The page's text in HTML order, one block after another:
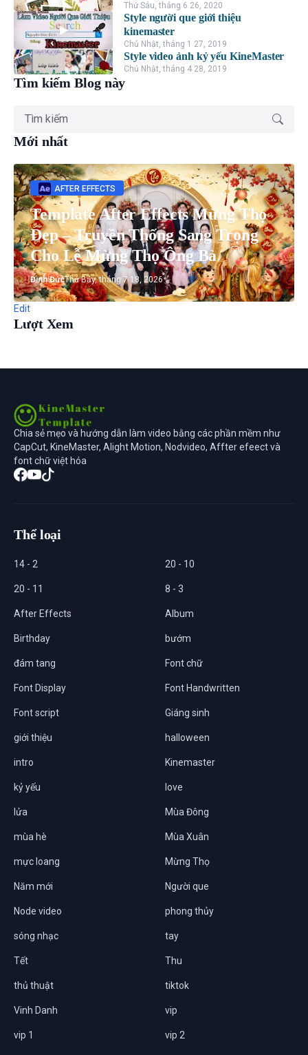
Thứ Sáu, tháng 6 26, 2020
Style người que giới thiệu
kinemaster
Chủ Nhật, tháng 1 27, 2019
Style video ảnh kỷ yếu KineMaster
Chủ Nhật, tháng 4 28, 2019
Tìm kiếm Blog này
Mới nhất
AFTER EFFECTS
Template After Effects Mừng Thọ
Đẹp – Truyền Thống Sang Trọng
Cho Lễ Mừng Thọ Ông Bà
Đình ĐứcThứ Bảy, tháng 7 18, 2026
Edit
Lượt Xem
Chia sẻ mẹo và hướng dẫn làm video bằng các phần mềm như
CapCut, KineMaster, Alight Motion, Nodvideo, Affter efeect và
font chữ việt hóa
Thể loại
14 - 2 20 - 10
20 - 11 8 - 3
After Effects Album
Birthday bướm
đám tang Font chữ
Font Display Font Handwritten
Font script Giáng sinh
giới thiệu halloween
intro Kinemaster
kỷ yếu love
lửa Mùa Đông
mùa hè Mùa Xuân
mực loang Mừng Thọ
Năm mới Người que
Node video phong thủy
sóng nhạc tay
Tết Thu
thủ thuật tiktok
Vinh Danh vip
vip 1 vip 2